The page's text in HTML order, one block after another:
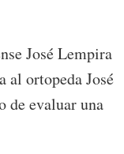
José Lempira
al ortopeda José
de evaluar una